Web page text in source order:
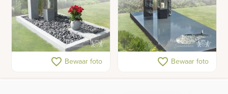
Grafsteen met drie
zuilen en graflantaarn
favorite_border Bewaar foto
Modern grafmonument
met grafkunst en
favorite_border Bewaar foto